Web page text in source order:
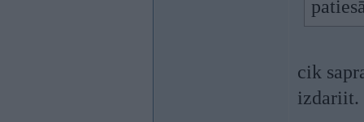
cik
izdariit.